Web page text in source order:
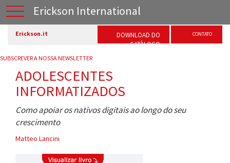
Erickson International
Erickson.it
DOWNLOAD DO
CATÀLOGO
CONTATO
SUBSCREVER A NOSSA NEWSLETTER
ADOLESCENTES
INFORMATIZADOS
Como apoiar os nativos digitais ao longo do seu
crescimento
Matteo Lancini